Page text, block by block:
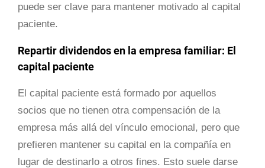
puede ser clave para mantener motivado al capital
paciente.
Repartir dividendos en la empresa familiar: El
capital paciente
El capital paciente está formado por aquellos
socios que no tienen otra compensación de la
empresa más allá del vínculo emocional, pero que
prefieren mantener su capital en la compañía en
lugar de destinarlo a otros fines. Esto suele darse